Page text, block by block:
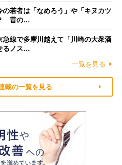
の若者は「なめろう」や「キヌカツ
昔の…
急線で多摩川越えて「川崎の大衆酒
るノス…
一覧を見る
載の一覧を見る